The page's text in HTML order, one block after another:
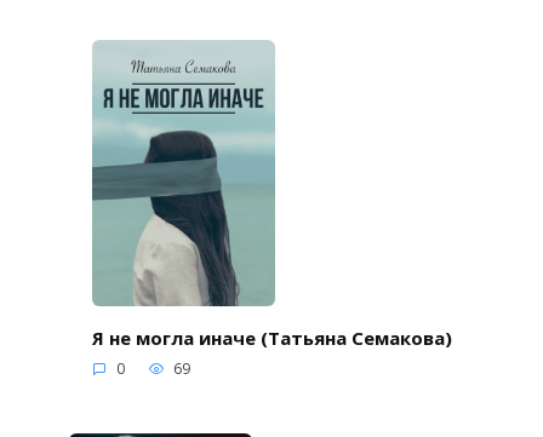
Я не могла иначе (Татьяна Семакова)
0 69